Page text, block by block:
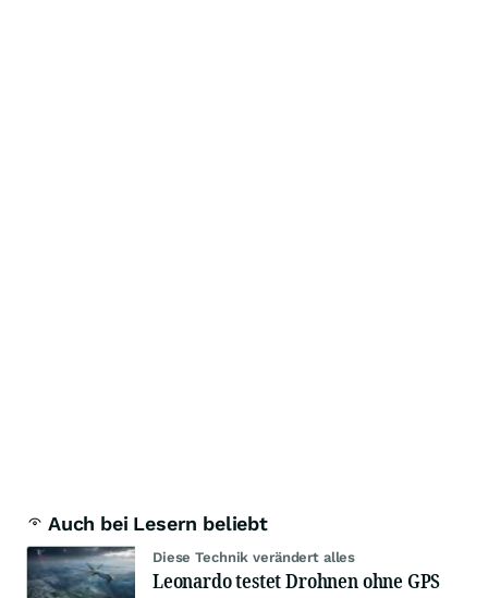
Auch bei Lesern beliebt
Diese Technik verändert alles
Leonardo testet Drohnen ohne GPS